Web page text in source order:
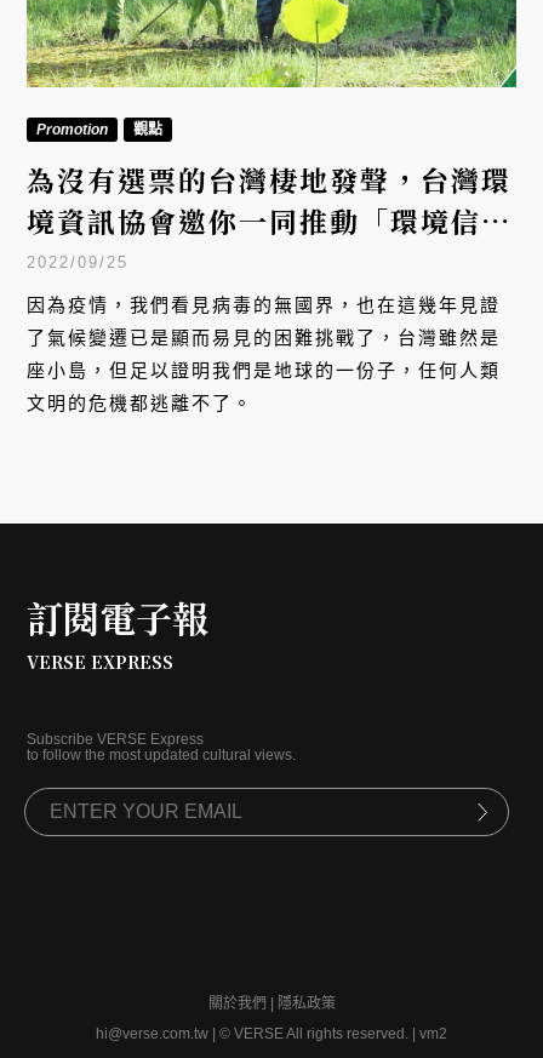
Promotion 觀點
為沒有選票的台灣棲地發聲，台灣環
境資訊協會邀你一同推動「環境信
託」
2022/09/25
因為疫情，我們看見病毒的無國界，也在這幾年見證
了氣候變遷已是顯而易見的困難挑戰了，台灣雖然是
座小島，但足以證明我們是地球的一份子，任何人類
文明的危機都逃離不了。
訂閱電子報
VERSE EXPRESS
Subscribe VERSE Express
to follow the most updated cultural views.
關於我們
隱私政策
hi@verse.com.tw
© VERSE All rights reserved. | vm2